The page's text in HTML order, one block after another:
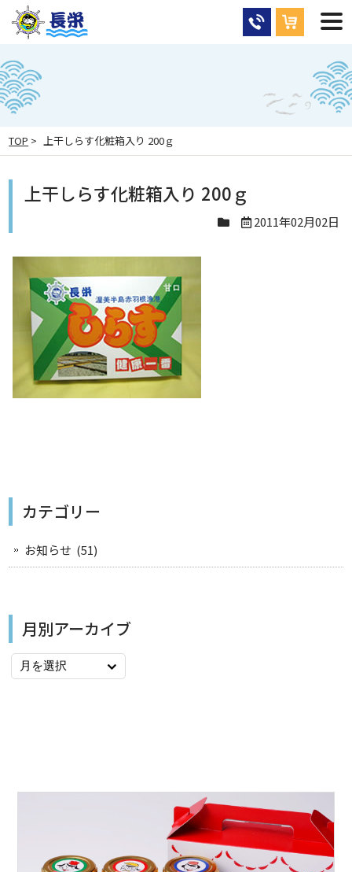
TOP > 上干しらす化粧箱入り 200ｇ
上干しらす化粧箱入り 200ｇ
2011年02月02日
カテゴリー
お知らせ (51)
月別アーカイブ